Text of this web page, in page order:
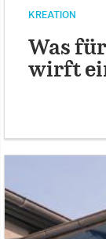
KREATION
Was
wirft